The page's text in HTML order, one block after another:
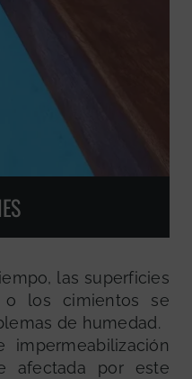
las superficies
o los cimientos se
de humedad.
impermeabilización
afectada por este